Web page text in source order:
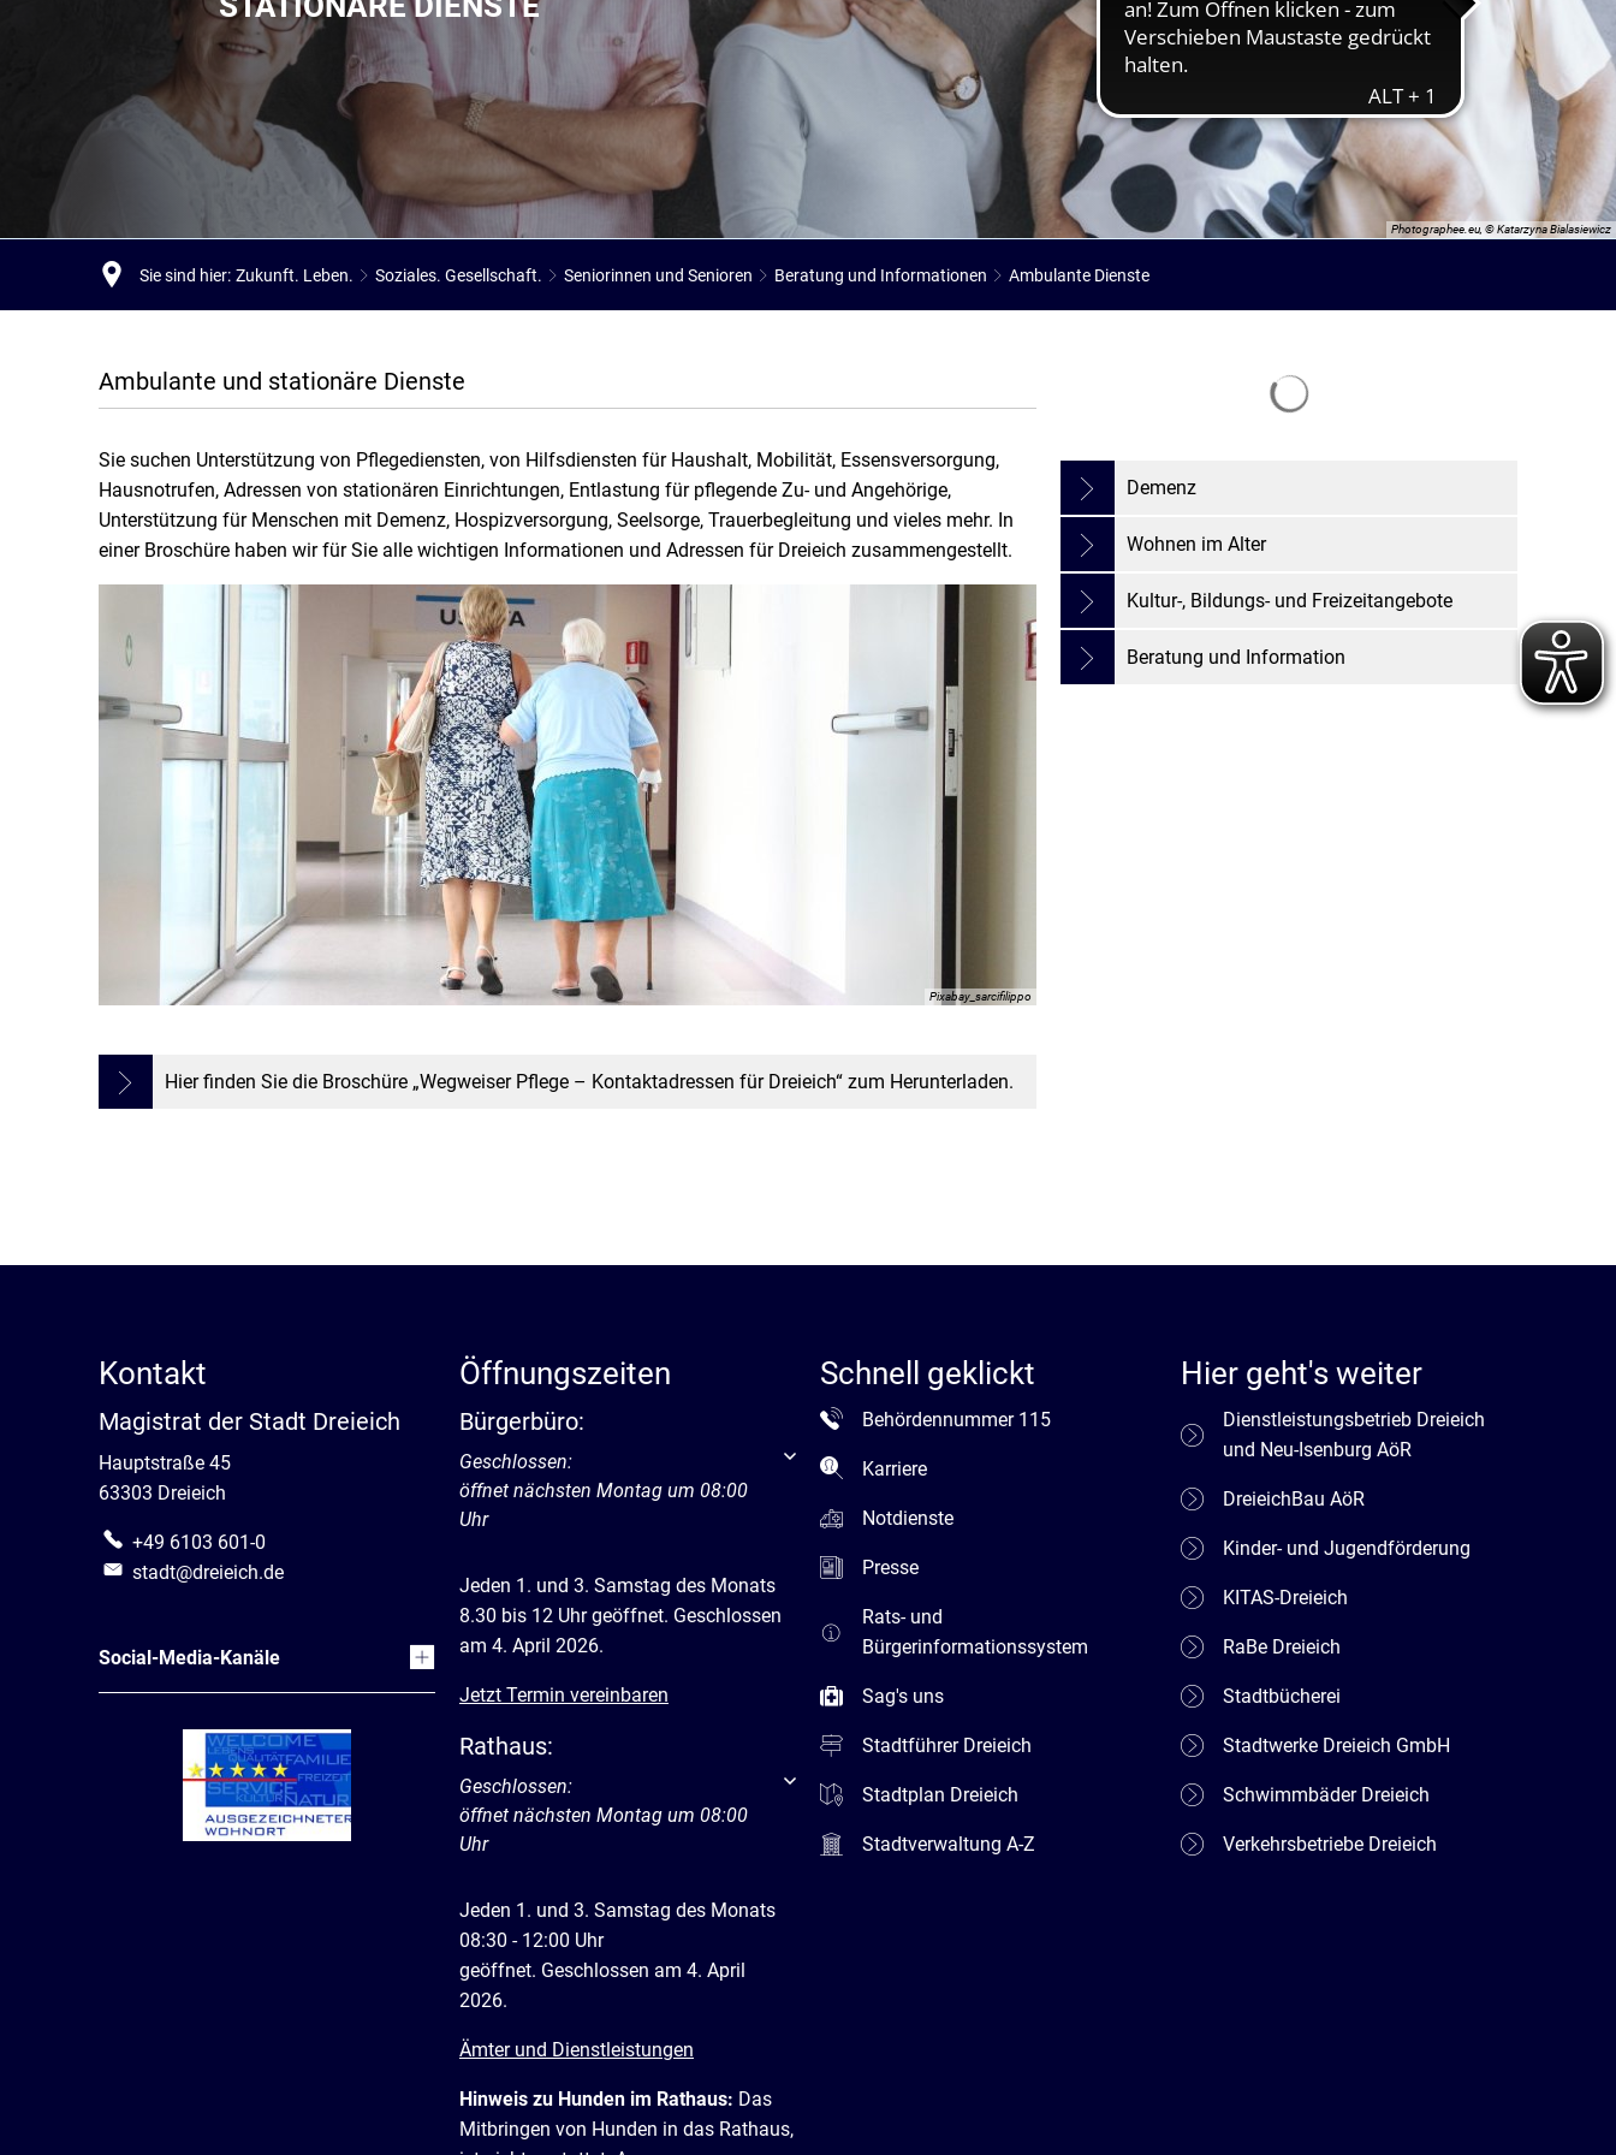
Stadtarchiv
Stadtpolitik. Stadtrecht.
Haushalt. Finanzen.
Ausschreibungen.
Ehrenamt
Umwelt. Natur.
Verkehr. Mobilität.
Auto
Photographee.eu, © Katarzyna Bialasiewicz
Sie sind hier: Zukunft. Leben. Soziales. Gesellschaft. Seniorinnen und Senioren Beratung und Informationen Ambulante Dienste
Ambulante
Dienste
Ambulante und stationäre Dienste
Sie suchen Unterstützung von Pflegediensten, von Hilfsdiensten für Haushalt, Mobilität, Essensversorgung,
Hausnotrufen, Adressen von stationären Einrichtungen, Entlastung für pflegende Zu- und Angehörige,
Unterstützung für Menschen mit Demenz, Hospizversorgung, Seelsorge, Trauerbegleitung und vieles mehr. In
einer Broschüre haben wir für Sie alle wichtigen Informationen und Adressen für Dreieich zusammengestellt.
Pixabay_sarcifilippo
Hier finden Sie die Broschüre „Wegweiser Pflege – Kontaktadressen für Dreieich“ zum Herunterladen.
Demenz
Wohnen im Alter
Kultur-, Bildungs- und Freizeitangebote
Beratung und Information
Kontakt
Magistrat der Stadt Dreieich
Hauptstraße 45
63303 Dreieich
+49 6103 601-0
stadt@dreieich.de
Social-Media-Kanäle
Öffnungszeiten
Bürgerbüro:
Klicken, um weitere Öffnungs- oder Schließzeiten auszublenden
Geschlossen:
öffnet nächsten Montag um 08:00
Uhr
Jeden 1. und 3. Samstag des Monats
8.30 bis 12 Uhr geöffnet. Geschlossen
am 4. April 2026.
Jetzt Termin vereinbaren
Rathaus:
Klicken, um weitere Öffnungs- oder Schließzeiten auszublenden
Geschlossen:
öffnet nächsten Montag um 08:00
Uhr
Jeden 1. und 3. Samstag des Monats
08:30 - 12:00 Uhr
geöffnet. Geschlossen am 4. April
2026.
Ämter und Dienstleistungen
Hinweis zu Hunden im Rathaus: Das
Mitbringen von Hunden in das Rathaus,
Schnell geklickt
Behördennummer 115
Karriere
Notdienste
Presse
Rats- und
Bürgerinformationssystem
Sag's uns
Stadtführer Dreieich
Stadtplan Dreieich
Stadtverwaltung A-Z
Hier geht's weiter
Dienstleistungsbetrieb Dreieich
und Neu-Isenburg AöR
DreieichBau AöR
Kinder- und Jugendförderung
KITAS-Dreieich
RaBe Dreieich
Stadtbücherei
Stadtwerke Dreieich GmbH
Schwimmbäder Dreieich
Verkehrsbetriebe Dreieich